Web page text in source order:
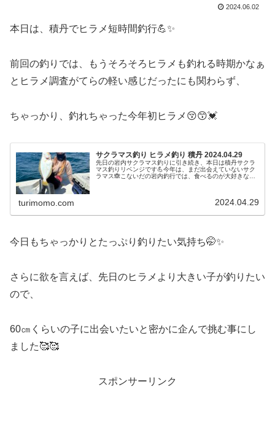
2024.06.02
本日は、積丹でヒラメ短時間釣行💪✨
前回の釣りでは、もうそろそろヒラメも釣れる時期かなぁ
とヒラメ調査がてらの軽い感じだったにも関わらず、
ちゃっかり、釣れちゃった今年初ヒラメ😚😙💓
サクラマス釣り ヒラメ釣り 積丹 2024.04.29
先日の岩内サクラマス釣りに引き続き、本日は積丹サクラ
マス釣りリベンジです💪今年は、まだ出会えていないサク
ラマス🙈こないだの岩内釣行では、食べるのが大好きなホ
turimomo.com 2024.04.29
今日もちゃっかりとたっぷり釣りたい気持ち🤭✨
さらに欲を言えば、先日のヒラメより大きい子が釣りたい
ので、
60㎝くらいの子に出会いたいと密かに企んで挑む事にし
ました🥰🥰
スポンサーリンク